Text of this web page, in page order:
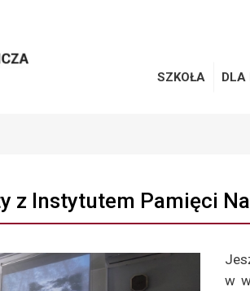
SZKOŁA DLA
z Instytutem Pamięci
w